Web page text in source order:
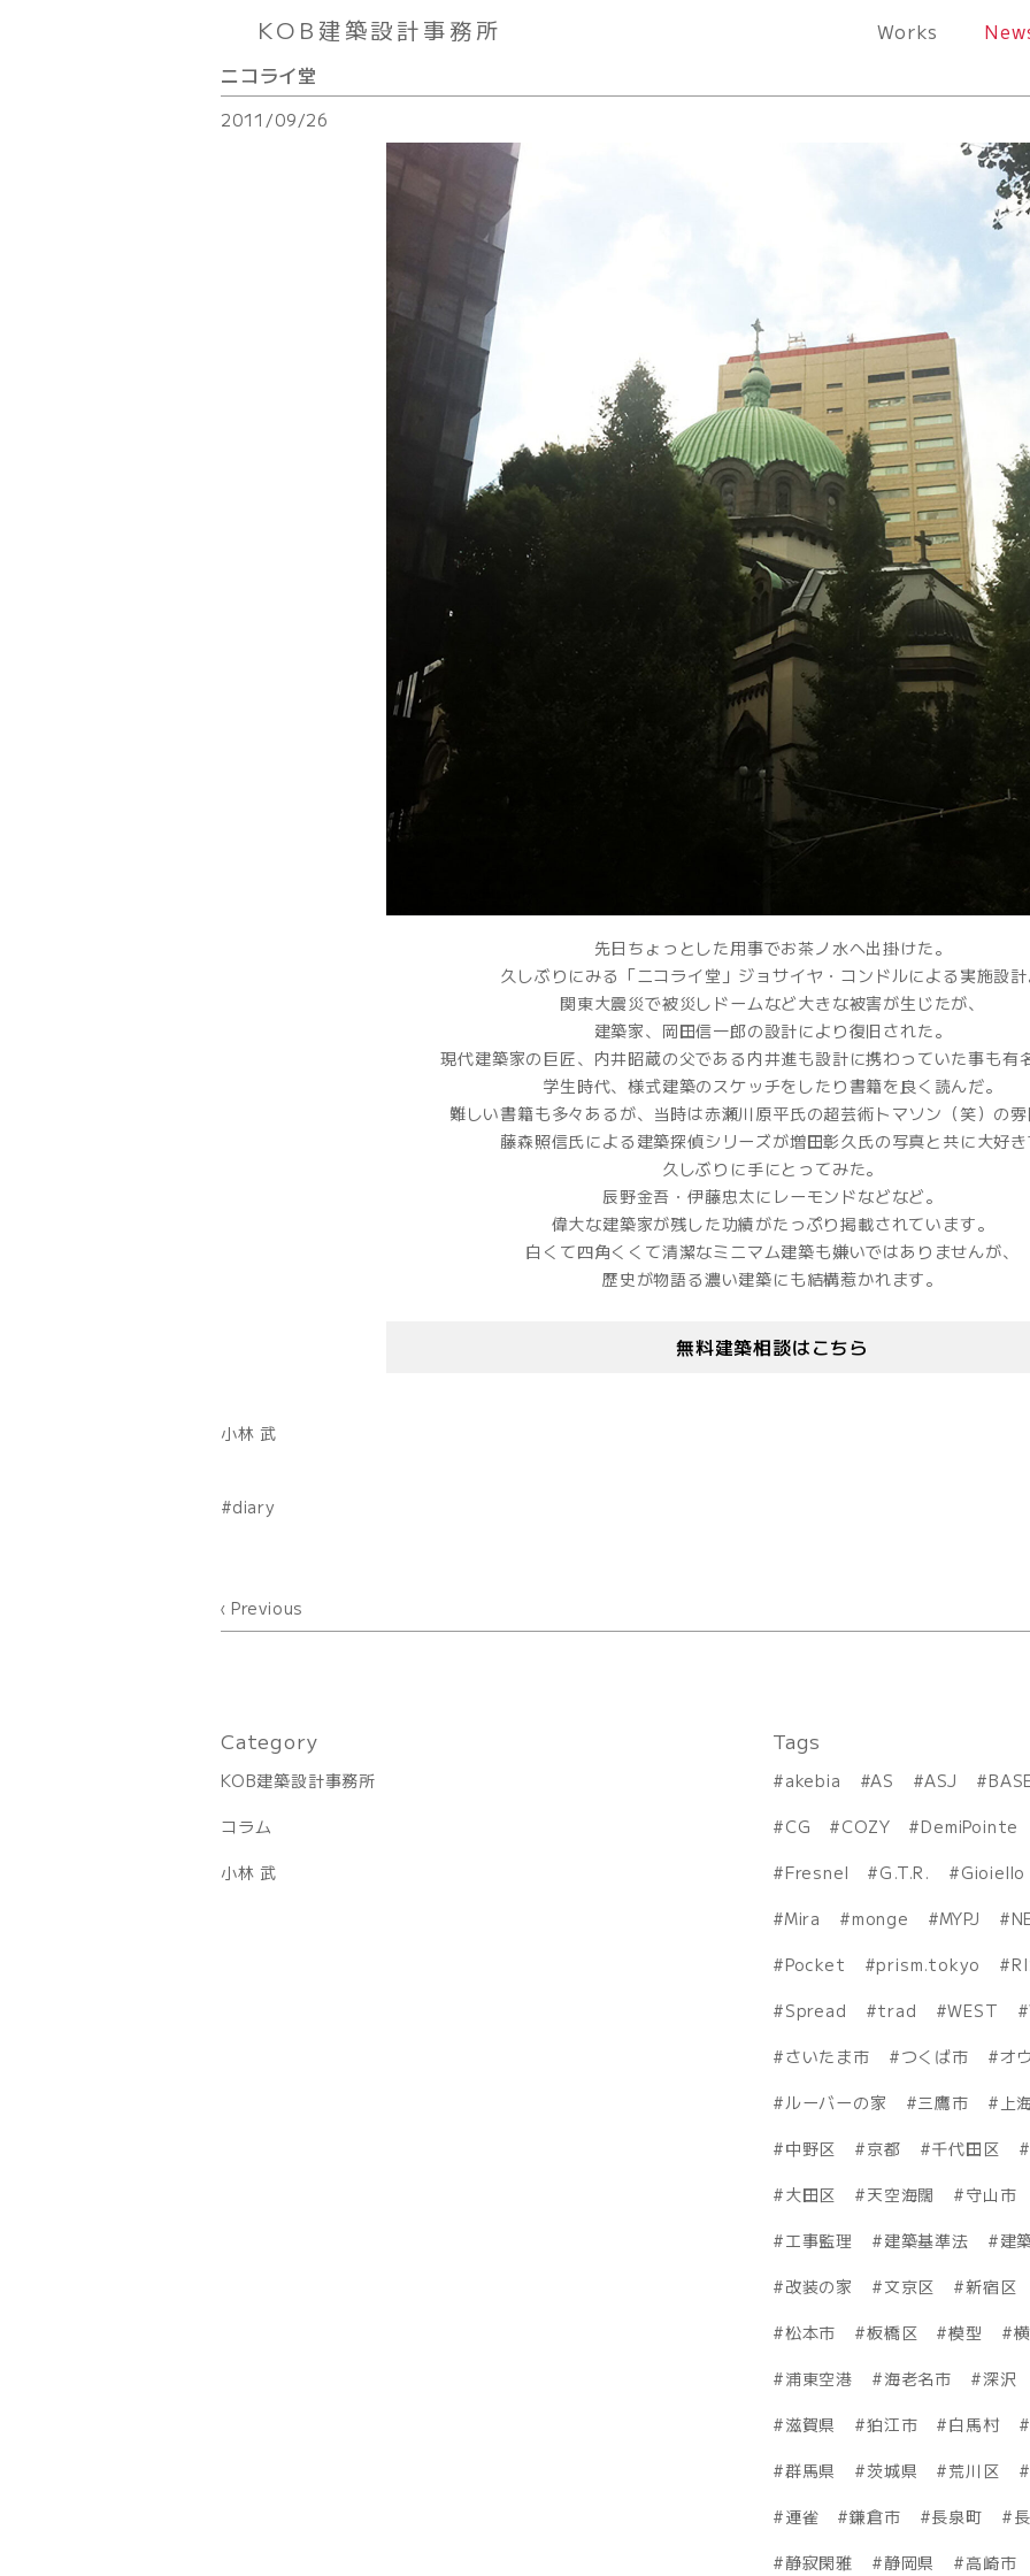
KOB建築設計事務所 Works
ニコライ堂
2011/09/26
先日ちょっとした用事でお茶ノ水へ出掛けた。
久しぶりにみる「ニコライ堂」ジョサイヤ・コンドルによる実施設
関東大震災で被災しドームなど大きな被害が生じたが、
建築家、岡田信一郎の設計により復旧された。
現代建築家の巨匠、内井昭蔵の父である内井進も設計に携わっていた事も有
学生時代、様式建築のスケッチをしたり書籍を良く読んだ。
難しい書籍も多々あるが、当時は赤瀬川原平氏の超芸術トマソン（笑）の
藤森照信氏による建築探偵シリーズが増田彰久氏の写真と共に大好
久しぶりに手にとってみた。
辰野金吾・伊藤忠太にレーモンドなどなど。
偉大な建築家が残した功績がたっぷり掲載されています。
白くて四角くくて清潔なミニマム建築も嫌いではありませんが、
歴史が物語る濃い建築にも結構惹かれます。
無料建築相談はこちら
小林 武
diary
Previous
Category
KOB建築設計事務所
コラム
小林 武
Tags
akebia AS ASJ
CG
COZY
DemiPointe
Fresnel
G.T.R.
Gioiello
Mira
monge MYPJ
Pocket
prism.tokyo
Spread
trad WEST
さいたま市
つくば市
オ
ルーバーの家
三鷹市
上
中野区
京都
千代田区
大田区
天空海闊
守山市
工事監理
建築基準法
建
改装の家
文京区
新宿区
松本市
板橋区 模型
浦東空港
海老名市
深沢
滋賀県
狛江市
白馬村
群馬県
茨城県
荒川区
連雀
鎌倉市 長泉町
静寂閑雅
静岡県 高崎市